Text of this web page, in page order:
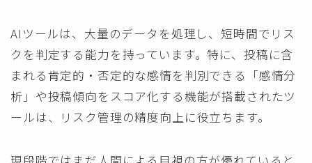
AIツールは、大量のデータを処理し、短時間でリス
クを判定する能力を持っています。特に、投稿に含
まれる肯定的・否定的な感情を判別できる「感情分
析」や投稿傾向をスコア化する機能が搭載されたツ
ールは、リスク管理の精度向上に役立ちます。